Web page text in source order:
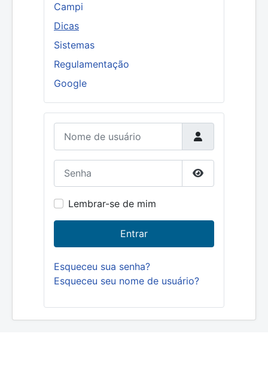
Campi
Dicas
Sistemas
Regulamentação
Google
Nome de usuário
Mostrar senha
Lembrar-se de mim
Entrar
Esqueceu sua senha?
Esqueceu seu nome de usuário?